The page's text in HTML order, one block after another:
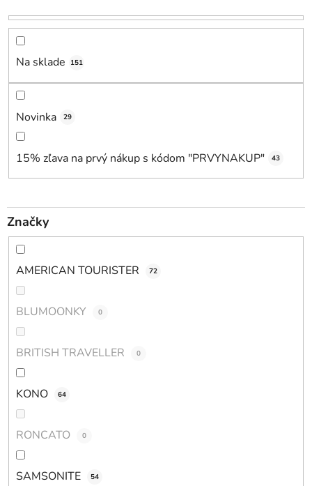
o
k
Na sklade 151
Novinka 29
15% zľava na prvý nákup s kódom "PRVYNAKUP" 43
Značky
AMERICAN TOURISTER 72
BLUMOONKY 0
BRITISH TRAVELLER 0
KONO 64
RONCATO 0
SAMSONITE 54